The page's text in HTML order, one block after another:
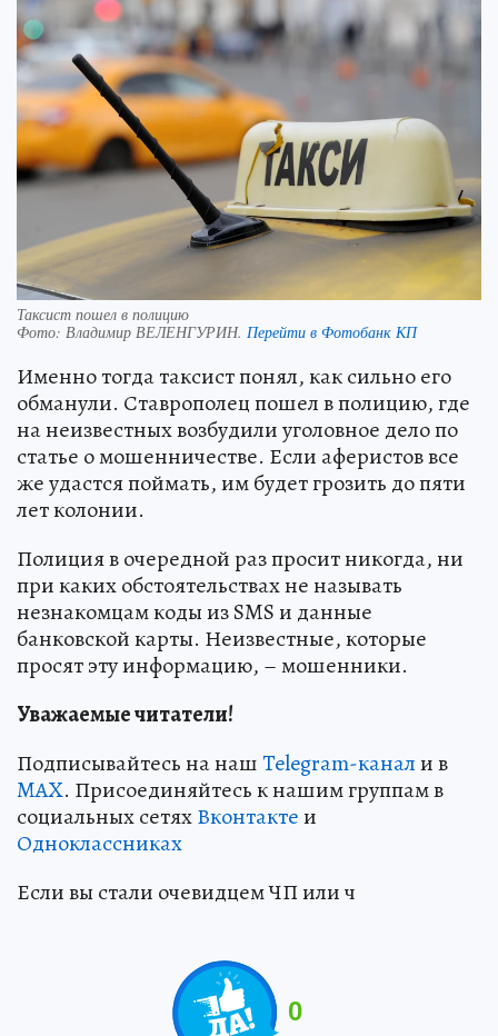
Таксист пошел в полицию
Фото: Владимир ВЕЛЕНГУРИН. Перейти в Фотобанк КП
Именно тогда таксист понял, как сильно его
обманули. Ставрополец пошел в полицию, где
на неизвестных возбудили уголовное дело по
статье о мошенничестве. Если аферистов все
же удастся поймать, им будет грозить до пяти
лет колонии.
Полиция в очередной раз просит никогда, ни
при каких обстоятельствах не называть
незнакомцам коды из SMS и данные
банковской карты. Неизвестные, которые
просят эту информацию, – мошенники.
Уважаемые читатели!
Подписывайтесь на нашTelegram-канали в
MAX. Присоединяйтесь к нашим группам в
социальных сетяхВконтактеи
Одноклассниках
Если вы стали очевидцем ЧП или ч
0